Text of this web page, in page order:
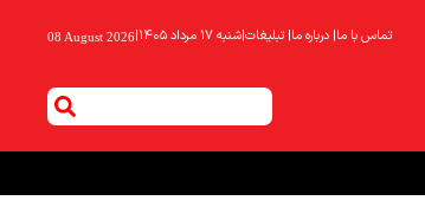
تماس با ما| درباره ما| تبلیغات|شنبه ۱۷ مرداد ۱۴۰۵ |
08 August 2026